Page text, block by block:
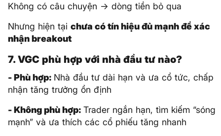
Không có câu chuyện → dòng tiền bỏ qua
Nhưng hiện tại chưa có tín hiệu đủ mạnh để xác
nhận breakout
7. VGC phù hợp với nhà đầu tư nào?
- Phù hợp: Nhà đầu tư dài hạn và ưa cổ tức, chấp
nhận tăng trưởng ổn định
- Không phù hợp: Trader ngắn hạn, tìm kiếm “sóng
mạnh” và ưa thích các cổ phiếu tăng nhanh